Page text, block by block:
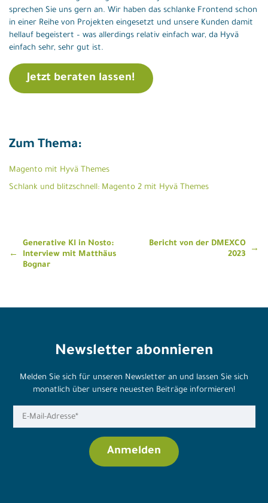
sprechen Sie uns gern an. Wir haben das schlanke Frontend schon
in einer Reihe von Projekten eingesetzt und unsere Kunden damit
hellauf begeistert – was allerdings relativ einfach war, da Hyvä
einfach sehr, sehr gut ist.
Jetzt beraten lassen!
Zum Thema:
Magento mit Hyvä Themes
Schlank und blitzschnell: Magento 2 mit Hyvä Themes
Beitragsnavigation
Generative KI in Nosto:
Interview mit Matthäus
Bognar
Bericht von der DMEXCO
2023
Newsletter abonnieren
Melden Sie sich für unseren Newsletter an und lassen Sie sich
monatlich über unsere neuesten Beiträge informieren!